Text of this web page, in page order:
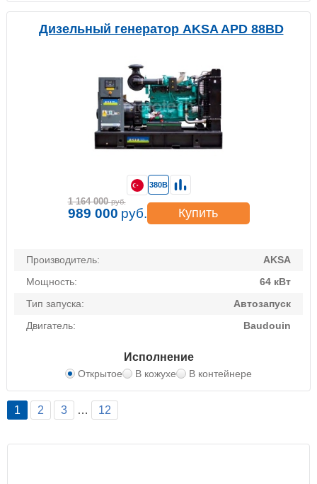
Дизельный генератор AKSA APD 88BD
Производитель:
AKSA
Мощность:
64 кВт
Тип запуска:
Автозапуск
Двигатель:
Baudouin
Исполнение
Открытое В кожухе В контейнере
380В
1 164 000 руб.
989 000 руб. Купить
1 2 3 … 12